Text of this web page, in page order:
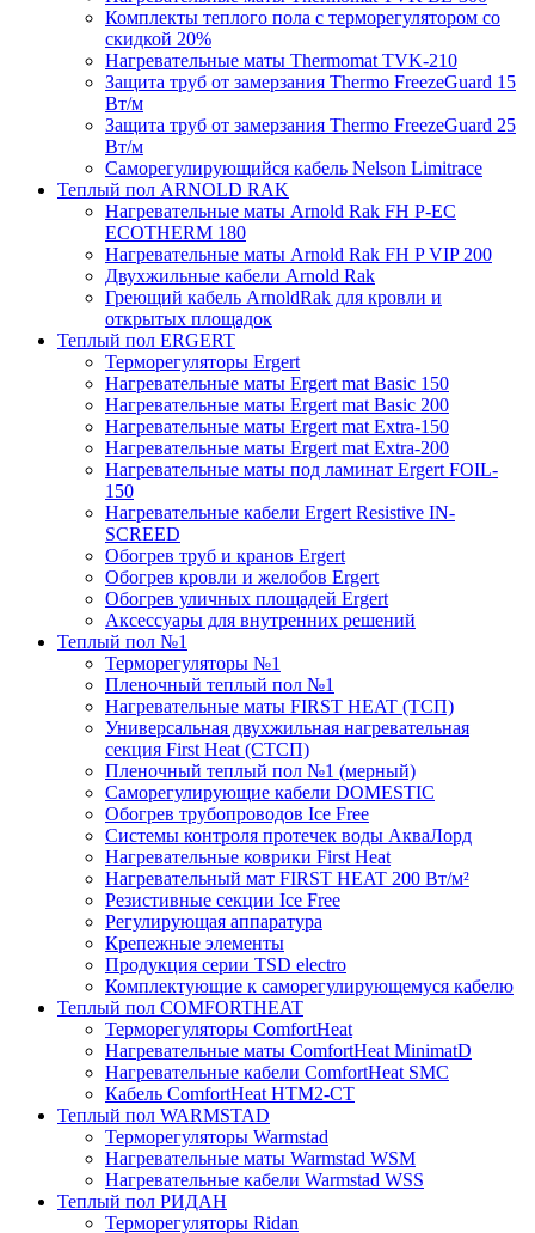
Комплекты теплого пола с терморегулятором со
скидкой 20%
Нагревательные маты Thermomat TVK-210
Защита труб от замерзания Thermo FreezeGuard 15
Вт/м
Защита труб от замерзания Thermo FreezeGuard 25
Вт/м
Саморегулирующийся кабель Nelson Limitrace
Теплый пол ARNOLD RAK
Нагревательные маты Arnold Rak FH P-EC
ECOTHERM 180
Нагревательные маты Arnold Rak FH P VIP 200
Двухжильные кабели Arnold Rak
Греющий кабель ArnoldRak для кровли и
открытых площадок
Теплый пол ERGERT
Терморегуляторы Ergert
Нагревательные маты Ergert mat Basic 150
Нагревательные маты Ergert mat Basic 200
Нагревательные маты Ergert mat Extra-150
Нагревательные маты Ergert mat Extra-200
Нагревательные маты под ламинат Ergert FOIL-
150
Нагревательные кабели Ergert Resistive IN-
SCREED
Обогрев труб и кранов Ergert
Обогрев кровли и желобов Ergert
Обогрев уличных площадей Ergert
Аксессуары для внутренних решений
Теплый пол №1
Терморегуляторы №1
Пленочный теплый пол №1
Нагревательные маты FIRST HEAT (ТСП)
Универсальная двухжильная нагревательная
секция First Heat (СТСП)
Пленочный теплый пол №1 (мерный)
Саморегулирующие кабели DOMESTIC
Обогрев трубопроводов Ice Free
Системы контроля протечек воды АкваЛорд
Нагревательные коврики First Heat
Нагревательный мат FIRST HEAT 200 Вт/м²
Резистивные секции Ice Free
Регулирующая аппаратура
Крепежные элементы
Продукция серии TSD electro
Комплектующие к саморегулирующемуся кабелю
Теплый пол COMFORTHEAT
Терморегуляторы ComfortHeat
Нагревательные маты ComfortHeat MinimatD
Нагревательные кабели ComfortHeat SMC
Кабель ComfortHeat HTM2-CT
Теплый пол WARMSTAD
Терморегуляторы Warmstad
Нагревательные маты Warmstad WSM
Нагревательные кабели Warmstad WSS
Теплый пол РИДАН
Терморегуляторы Ridan